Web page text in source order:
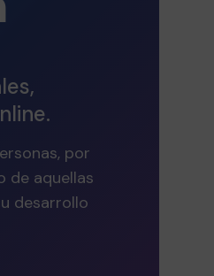
por
de aquellas
desarrollo